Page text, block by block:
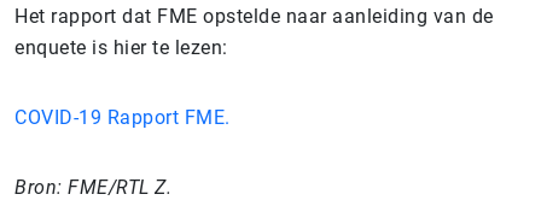
Het rapport dat FME opstelde naar aanleiding van de
enquete is hier te lezen:
COVID-19 Rapport FME.
Bron: FME/RTL Z.